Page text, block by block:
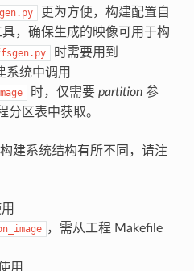
更为方便，构建配置自
具，确保生成的映像可用于构
时需要用到
系统中调用
时，仅需要 partition参
分区表中获取。
建系统结构有所不同，请注
，需从工程 Makefile
用